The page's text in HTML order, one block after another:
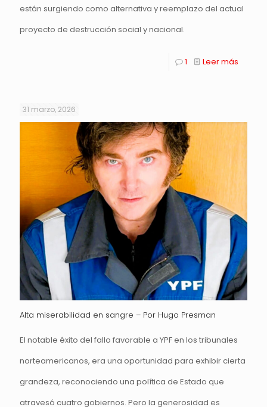
están surgiendo como alternativa y reemplazo del actual
proyecto de destrucción social y nacional.
1 Leer más
31 marzo, 2026
Alta miserabilidad en sangre – Por Hugo Presman
El notable éxito del fallo favorable a YPF en los tribunales
norteamericanos, era una oportunidad para exhibir cierta
grandeza, reconociendo una política de Estado que
atravesó cuatro gobiernos. Pero la generosidad es